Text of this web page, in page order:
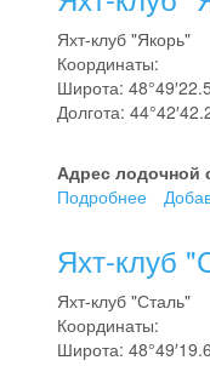
"Парус"
Яхт-клуб "Якорь"
Координаты:
Широта:
Долгота:
Адрес лодочной
Подробнее
"Якорь"
Яхт-клуб
Яхт-клуб "Сталь"
Координаты:
Широта: